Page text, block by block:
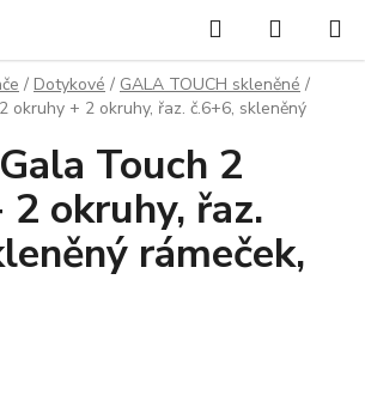
Hledat
KOŠÍK
/ Dotykové / GALA TOUCH skleněné /
okruhy + 2 okruhy, řaz. č.6+6, skleněný
Touch 2
okruhy, řaz.
rámeček,